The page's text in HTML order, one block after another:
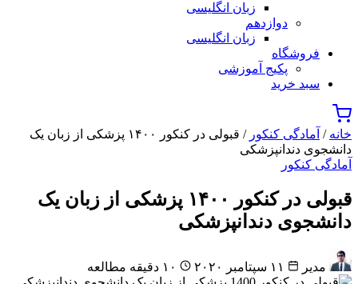
زبان انگلیسی
دوازدهم
زبان انگلیسی
فروشگاه
پکیج آموزشی
سبد خرید
خانه / آمادگی کنکور /
قبولی در کنکور ۱۴۰۰ پزشکی از زبان یک
دانشجوی دندانپزشکی
آمادگی کنکور
قبولی در کنکور ۱۴۰۰ پزشکی از زبان یک
دانشجوی دندانپزشکی
مدیر